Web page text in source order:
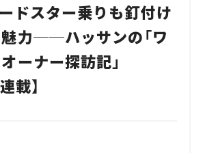
ドスター乗りも釘付け
力──ハッサンの「ワ
ーナー探訪記」
載】